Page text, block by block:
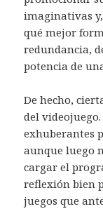
imaginativas
qué mejor
redundancia,
potencia de
De hecho,
del
exhuberantes
aunque luego
cargar el
reflexión bien
juegos que